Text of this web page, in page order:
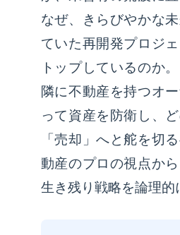
なぜ、きらびやかな
ていた再開発プロジ
トップしているのか
隣に不動産を持つオ
って資産を防衛し、
「売却」へと舵を切
動産のプロの視点か
生き残り戦略を論理的